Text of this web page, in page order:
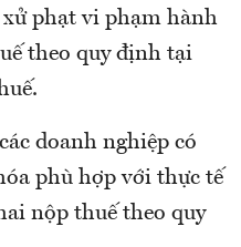
phạt vi phạm hành
theo quy định tại
doanh nghiệp có
phù hợp với thực tế
nộp thuế theo quy